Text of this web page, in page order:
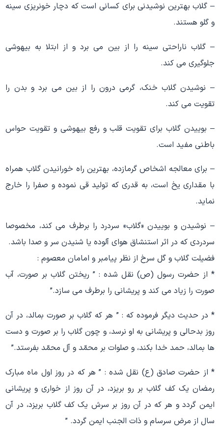
– گلاب بهترین نوشیدنی برای کسانی است که دچار خونریزی سینه
و گلو هستند.
– گلاب ناراحتی سینه را از بین می برد و از ابتلا به بیهوشی
جلوگیری می کند.
– نوشیدن گلاب خنک، گرمی درون را از بین مى برد و بدن را
تقویت مى کند.
– بوییدن گلاب براى تقویت قلب و رفع بیهوشى و تقویت حواس
باطنى مفید است.
– براى معالجه اشخاص گرمازده، بهترین راه خورانیدن گلاب همراه
با مقداری یخ است، به قدرى که تولید قى نموده و صفرا را خارج
نماید.
– نوشیدن و بوییدن «گلاب» سردرد را برطرف می کند، مخصوصا
سردردى که در اثر استنشاق هواى آلوده یا شنیدن سر و صدا باشد.
فضیلت گلاب و گل سرخ از نظر پیامبر و امامان معصوم :
* از حضرت رسول (ص) نقل شده : ” ریختن گلاب بر صورت، آب
صورت را زیاد می کند و پریشانى را برطرف مى سازد.”
* در حدیث دیگر فرموده که : ” هر که گلاب بر صورت بمالد، در آن
روز بدحالى و پریشانى به او نرسد، و چون گلاب را بر صورت و دست
ها بمالد، حمد خدا بکند، و صلوات بر محمّد و آل محمّد بفرستد.”
* از حضرت صادق (ع) نقل شده : ” هر که در روز اول ماه مبارک
رمضان یک کف گلاب بر رو بریزد، در آن روز از خوارى و پریشانى
ایمن گردد و هر که در آن روز بر سرش یک کف گلاب بریزد، در آن
سال از مرض سرسام و ذات الجنب ایمن گردد. ”